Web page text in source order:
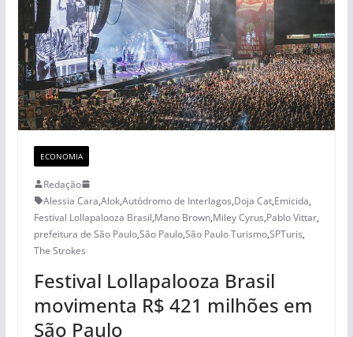
ECONOMIA
Redação
Alessia Cara,Alok,Autódromo de Interlagos,Doja Cat,Emicida,
Festival Lollapalooza Brasil,Mano Brown,Miley Cyrus,Pablo Vittar,
prefeitura de São Paulo,São Paulo,São Paulo Turismo,SPTuris,
The Strokes
Festival Lollapalooza Brasil
movimenta R$ 421 milhões em
São Paulo